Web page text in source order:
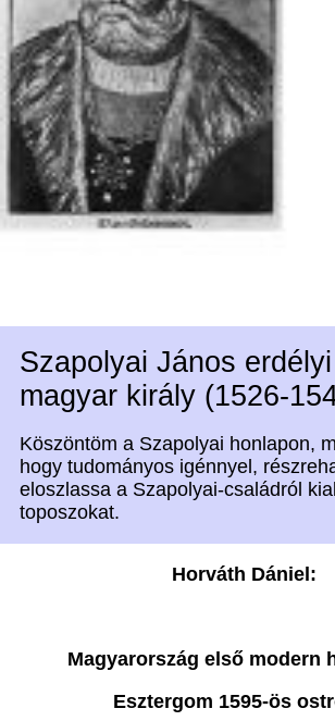
Szapolyai János
magyar király (1526-
Köszöntöm a Szapolyai honlapon,
hogy tudományos igénnyel,
eloszlassa a Szapolyai-családról
toposzokat.
Horváth Dániel:
Magyarország első modern
Esztergom 1595-ös